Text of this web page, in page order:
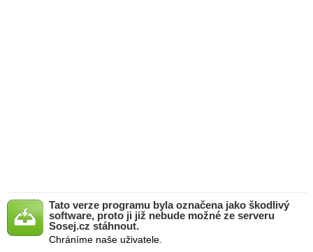
Tato verze programu byla označena jako škodlivý
software, proto ji již nebude možné ze serveru
Sosej.cz stáhnout.
Chráníme naše uživatele.